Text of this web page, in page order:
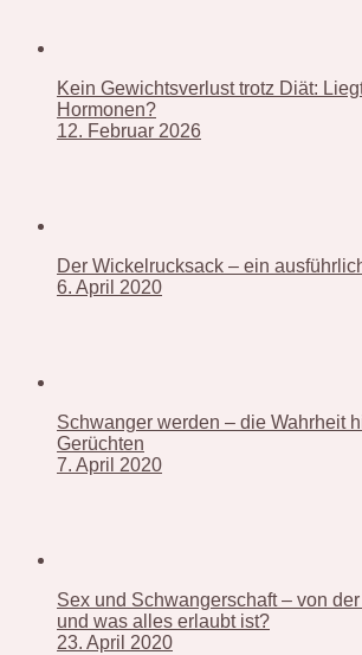
Kein Gewichtsverlust trotz Diät:
Hormonen?
12. Februar 2026
Der Wickelrucksack – ein
6. April 2020
Schwanger werden – die Wahrheit
Gerüchten
7. April 2020
Sex und Schwangerschaft – von
und was alles erlaubt ist?
23. April 2020